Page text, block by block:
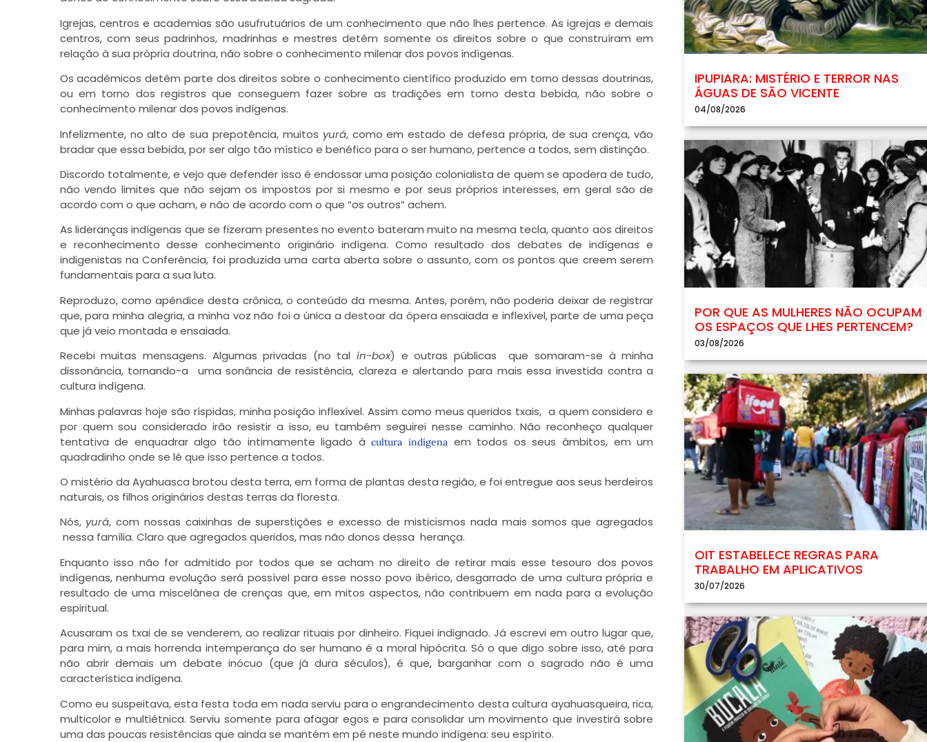
Igrejas, centros e academias são usufrutuários de um conhecimento que não lhes pertence. As igrejas e demais
centros, com seus padrinhos, madrinhas e mestres detêm somente os direitos sobre o que construíram em
relação à sua própria doutrina, não sobre o conhecimento milenar dos povos indígenas.
Os acadêmicos detêm parte dos direitos sobre o conhecimento científico produzido em torno dessas doutrinas,
ou em torno dos registros que conseguem fazer sobre as tradições em torno desta bebida, não sobre o
conhecimento milenar dos povos indígenas.
Infelizmente, no alto de sua prepotência, muitos yurá, como em estado de defesa própria, de sua crença, vão
bradar que essa bebida, por ser algo tão místico e benéfico para o ser humano, pertence a todos, sem distinção.
Discordo totalmente, e vejo que defender isso é endossar uma posição colonialista de quem se apodera de tudo,
não vendo limites que não sejam os impostos por si mesmo e por seus próprios interesses, em geral são de
acordo com o que acham, e não de acordo com o que “os outros” achem.
As lideranças indígenas que se fizeram presentes no evento bateram muito na mesma tecla, quanto aos direitos
e reconhecimento desse conhecimento originário indígena. Como resultado dos debates de indígenas e
indigenistas na Conferência, foi produzida uma carta aberta sobre o assunto, com os pontos que creem serem
fundamentais para a sua luta.
Reproduzo, como apêndice desta crônica, o conteúdo da mesma. Antes, porém, não poderia deixar de registrar
que, para minha alegria, a minha voz não foi a única a destoar da ópera ensaiada e inflexível, parte de uma peça
que já veio montada e ensaiada.
Recebi muitas mensagens. Algumas privadas (no talin-box) e outras públicas que somaram-se à minha
dissonância, tornando-a uma sonância de resistência, clareza e alertando para mais essa investida contra a
cultura indígena.
Minhas palavras hoje são ríspidas, minha posição inflexível. Assim como meus queridos txais, a quem considero e
por quem sou considerado irão resistir a isso, eu também seguirei nesse caminho. Não reconheço qualquer
tentativa de enquadrar algo tão intimamente ligado àcultura indígena em todos os seus âmbitos, em um
quadradinho onde se lê que isso pertence a todos.
O mistério da Ayahuasca brotou desta terra, em forma de plantas desta região, e foi entregue aos seus herdeiros
naturais, os filhos originários destas terras da floresta.
Nós, yurá, com nossas caixinhas de superstições e excesso de misticismos nada mais somos que agregados
nessa família. Claro que agregados queridos, mas não donos dessa herança.
Enquanto isso não for admitido por todos que se acham nodireito de retirar mais esse tesouro dos povos
indígenas, nenhuma evolução será possível para esse nosso povo ibérico, desgarrado de uma cultura própria e
resultado de uma miscelânea de crenças que, em mitos aspectos, não contribuem em nada para a evolução
espiritual.
Acusaram os txai de se venderem, ao realizar rituais por dinheiro. Fiquei indignado. Já escrevi em outro lugar que,
para mim, a mais horrenda intemperança do ser humano é a moral hipócrita. Só o que digo sobre isso, até para
não abrir demais um debate inócuo (que já dura séculos), é que, barganhar com o sagrado não é uma
característica indígena.
Como eu suspeitava, esta festa toda em nada serviu para o engrandecimento desta cultura ayahuasqueira, rica,
multicolor e multiétnica. Serviu somente para afagar egos e para consolidar um movimento que investirá sobre
uma das poucas resistências que ainda se mantém em pé neste mundo indígena: seu espírito.
IPUPIARA: MISTÉRIO E TERROR NAS
ÁGUAS DE SÃO VICENTE
04/08/2026
POR QUE AS MULHERES NÃO OCUPAM
OS ESPAÇOS QUE LHES PERTENCEM?
03/08/2026
OIT ESTABELECE REGRAS PARA
TRABALHO EM APLICATIVOS
30/07/2026